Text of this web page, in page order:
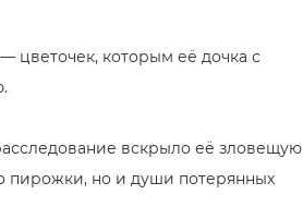
цветочек, которым её дочка с
вскрыло её зловещую
пирожки, но и души потерянных